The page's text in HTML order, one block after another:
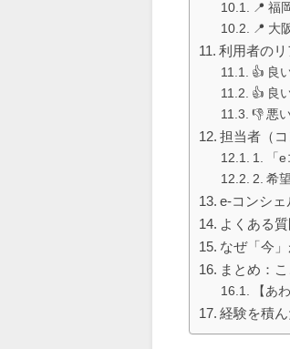
📍 福
📍 大
利用者のリ
👍 良
👍 良
👎 悪
担当者（
1. 「e
2. 希
e-コンシ
よくある質
なぜ「今
まとめ：
【あ
経験を積